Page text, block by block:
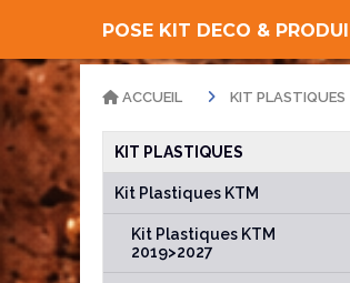
POSE KIT DECO &
KIT PLASTIQUES
Kit Plastiques KTM
Kit Plastiques KTM
2019>2027
ACCUEIL KIT PLASTIQUES